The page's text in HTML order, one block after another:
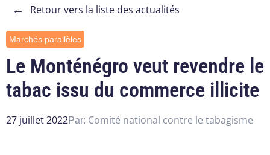
← Retour vers la liste des actualités
Marchés parallèles
Le Monténégro veut revendre le
tabac issu du commerce illicite
27 juillet 2022Par: Comité national contre le tabagisme